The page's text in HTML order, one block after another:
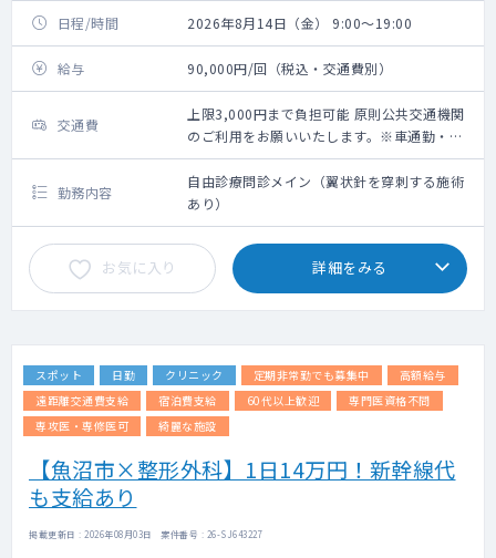
日程/時間 2026年8月14日（金） 9:00～19:00
給与 90,000円/回（税込・交通費別）
交通費
上限3,000円まで負担可能 原則公共交通機関
のご利用をお願いいたします。※車通勤・タ
クシー利用要相談
勤務内容
自由診療問診メイン（翼状針を穿刺する施術
あり）
お気に入り 詳細をみる
スポット 日勤 クリニック 定期非常勤でも募集中
高額給与
遠距離交通費支給
宿泊費支給 60代以上歓迎
専門医資格不問
専攻医・専修医可
綺麗な施設
【魚沼市×整形外科】1日14万円！新幹線代
も支給あり
掲載更新日 : 2026年08月03日 案件番号 : 26-SJ643227